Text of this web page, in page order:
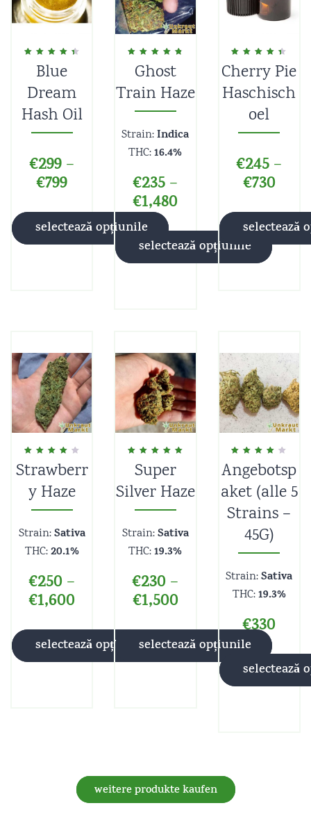
Evaluat la
4.50
Blue
Dream
Hash Oil
€299 –
€799
selectează opțiunile
Evaluat la
4.80
Ghost
Train Haze
Strain:Indica
THC:16.4%
€235 –
€1,480
selectează opțiunile
Evaluat la
4.50
din 5
Cherry Pie
Haschisch
oel
€245 –
€730
selectează
Evaluat la
4.00
Strawberr
y Haze
Strain:Sativa
THC:20.1%
€250 –
€1,600
selectează opțiunile
Evaluat la
5.00
Super
Silver Haze
Strain:Sativa
THC:19.3%
€230 –
€1,500
selectează opțiunile
Evaluat la
4.00
din 5
Angebotsp
aket (alle 5
Strains –
45G)
Strain:Sativa
THC:19.3%
€330
selectează
weitere produkte kaufen